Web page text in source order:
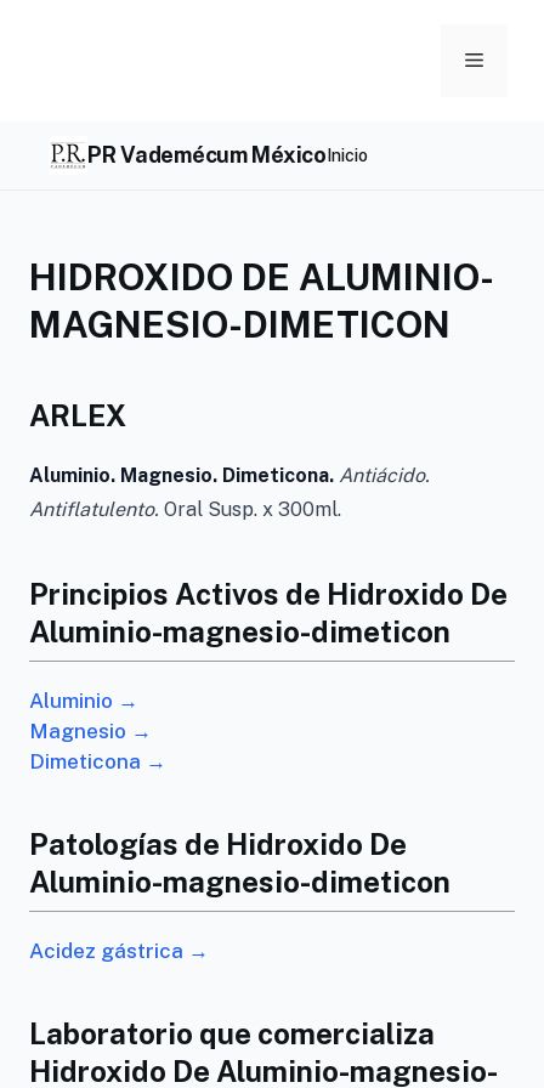
Menu
PR Vademécum MéxicoInicio
HIDROXIDO DE ALUMINIO-
MAGNESIO-DIMETICON
ARLEX
Aluminio. Magnesio. Dimeticona. Antiácido.
Antiflatulento. Oral Susp. x 300ml.
Principios Activos de Hidroxido De
Aluminio-magnesio-dimeticon
Aluminio →
Magnesio →
Dimeticona →
Patologías de Hidroxido De
Aluminio-magnesio-dimeticon
Acidez gástrica →
Laboratorio que comercializa
Hidroxido De Aluminio-magnesio-